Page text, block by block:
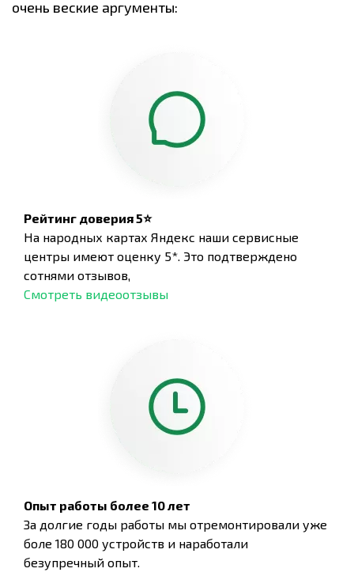
очень веские аргументы:
Рейтинг доверия 5⭐
На народных картах Яндекс наши сервисные
центры имеют оценку 5*. Это подтверждено
сотнями отзывов,
Смотреть видеоотзывы
Опыт работы более 10 лет
За долгие годы работы мы отремонтировали уже
боле 180 000 устройств и наработали
безупречный опыт.